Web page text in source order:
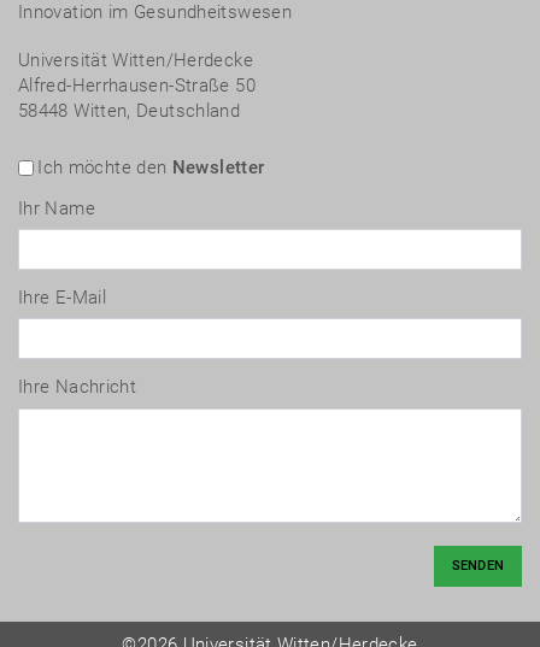
Innovation im Gesundheitswesen
Universität Witten/Herdecke
Alfred-Herrhausen-Straße 50
58448 Witten, Deutschland
Ich möchte den Newsletter
Ihr Name
Ihre E-Mail
Ihre Nachricht
SENDEN